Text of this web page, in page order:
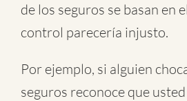
de los seguros se basan en
control parecería injusto.
Por ejemplo, si alguien
seguros reconoce que